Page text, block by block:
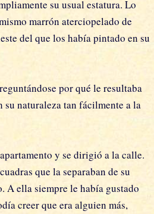
su usual estatura. Lo
marrón aterciopelado de
del que los había pintado en su
por qué le resultaba
naturaleza tan fácilmente a la
y se dirigió a la calle.
que la separaban de su
A ella siempre le había gustado
creer que era alguien más,